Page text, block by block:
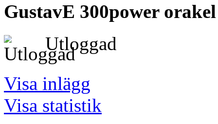
GustavE 300power orakel
Utloggad
Visa inlägg
Visa statistik